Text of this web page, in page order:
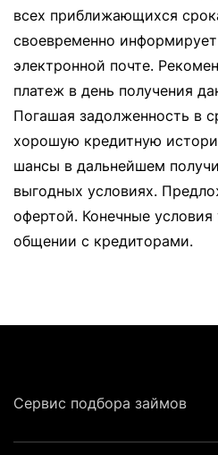
всех приближающихся
своевременно
электронной почте.
платеж в день получения
Погашая задолженность в
хорошую кредитную
шансы в дальнейшем
выгодных условиях.
офертой. Конечные
общении с кредиторами.
Сервис подбора займов